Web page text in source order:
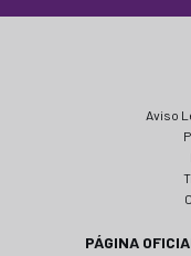
Aviso
PÁGINA